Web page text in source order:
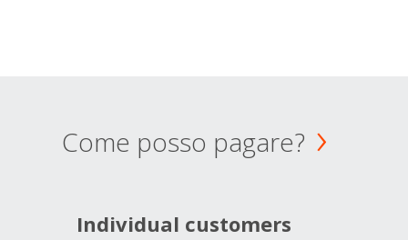
Come posso pagare?
Individual customers